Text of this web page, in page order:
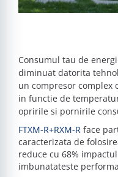
Consumul tau de
diminuat datorita
un compresor complex
in functie de
opririle si pornirile
FTXM-R+RXM-R face
caracterizata de
reduce cu 68%
imbunatateste